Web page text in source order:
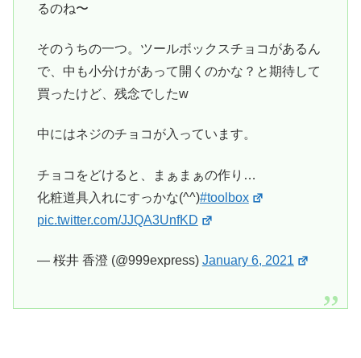
るのね〜
そのうちの一つ。ツールボックスチョコがあるん
で、中も小分けがあって開くのかな？と期待して
買ったけど、残念でしたw
中にはネジのチョコが入っています。
チョコをどけると、まぁまぁの作り…
化粧道具入れにすっかな(^^)#toolbox
pic.twitter.com/JJQA3UnfKD
— 桜井 香澄 (@999express) January 6, 2021